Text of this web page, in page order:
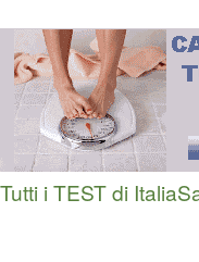
Tutti i TEST di